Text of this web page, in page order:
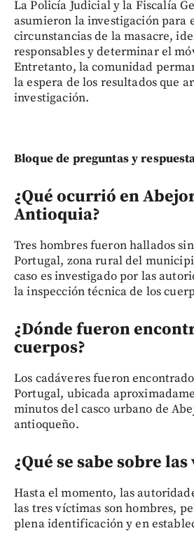
La Policía Judicial y la Fiscalía
asumieron la investigación para
circunstancias de la masacre,
responsables y determinar el
Entretanto, la comunidad
la espera de los resultados que
investigación.
Bloque de preguntas y
¿Qué ocurrió en
Antioquia?
Tres hombres fueron hallados
Portugal, zona rural del
caso es investigado por las
la inspección técnica de los
¿Dónde fueron
cuerpos?
Los cadáveres fueron
Portugal, ubicada
minutos del casco urbano de
antioqueño.
¿Qué se sabe sobre
Hasta el momento, las
las tres víctimas son hombres,
plena identificación y en